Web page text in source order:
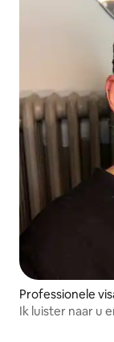
Professionele
Ik luister naar u